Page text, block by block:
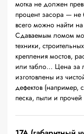
мотка не должен
процент засора —
всего можно найти
Сдаваемым ломом
техники,
крепления мостов,
или табло… Цена за
изготовлены из
дефектов (например,
песка, пыли и прочей